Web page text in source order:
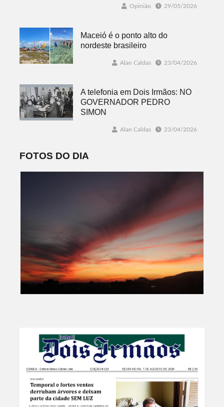
Opinião 29/05/2026
Maceió é o ponto alto do
nordeste brasileiro
Alan Caldas 23/04/2026
A telefonia em Dois Irmãos: NO
GOVERNADOR PEDRO
SIMON
Alan Caldas 23/04/2026
FOTOS DO DIA